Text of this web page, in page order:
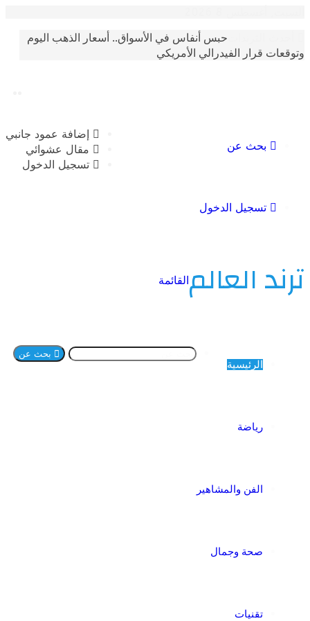
حبس أنفاس في الأسواق.. أسعار الذهب اليوم
قرار الفيدرالي الأمريكي
إضافة عمود جانبي
مقال عشوائي
تسجيل الدخول
بحث عن
تسجيل الدخول
العالمالقائمة
الفن والمشاهير
صحة وجمال
بحث عن